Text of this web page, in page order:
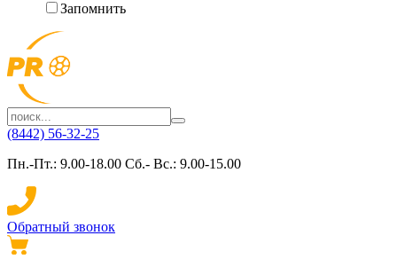
Запомнить
(8442) 56-32-25
Пн.-Пт.: 9.00-18.00 Сб.- Вс.: 9.00-15.00
Обратный звонок